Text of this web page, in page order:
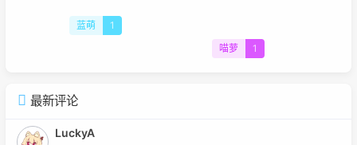
喵萝 1
蓝萌 1
最新评论
LuckyA